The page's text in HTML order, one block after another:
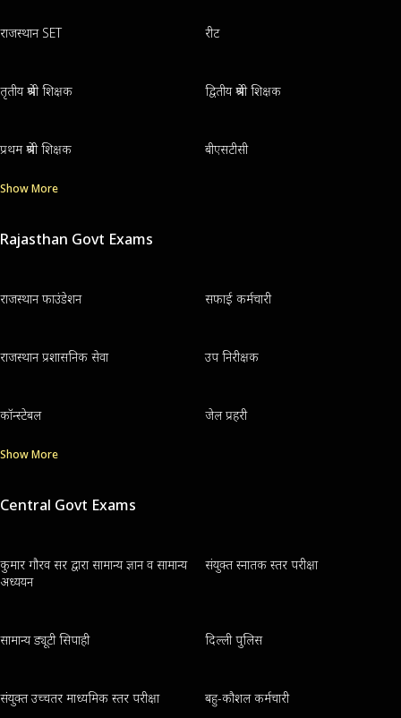
राजस्थान SET रीट
तृतीय श्रेणी शिक्षक द्वितीय श्रेणी शिक्षक
प्रथम श्रेणी शिक्षक बीएसटीसी
Show More
Rajasthan Govt Exams
राजस्थान फाउंडेशन सफाई कर्मचारी
राजस्थान प्रशासनिक सेवा उप निरीक्षक
कॉन्स्टेबल जेल प्रहरी
Show More
Central Govt Exams
कुमार गौरव सर द्वारा सामान्य ज्ञान व सामान्य
अध्ययन
संयुक्त स्नातक स्तर परीक्षा
सामान्य ड्यूटी सिपाही दिल्ली पुलिस
संयुक्त उच्चतर माध्यमिक स्तर परीक्षा बहु-कौशल कर्मचारी